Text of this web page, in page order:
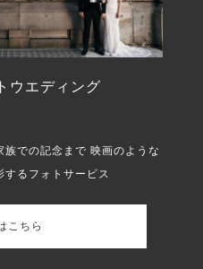
ウエディング
族での記念まで 映画のような
るフォトサービス
こちら